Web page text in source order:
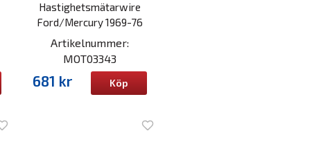
Hastighetsmätarwire
Ford/Mercury 1969-76
Artikelnummer:
MOT03343
681 kr Köp